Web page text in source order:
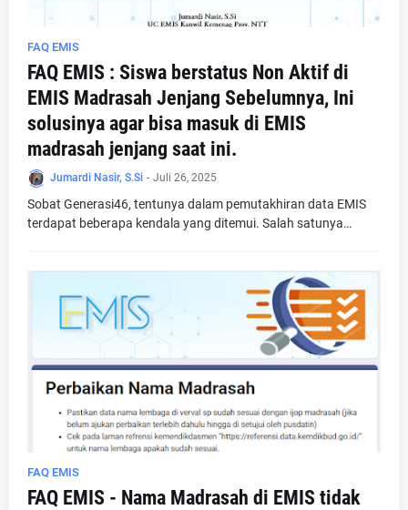
FAQ EMIS
FAQ EMIS : Siswa berstatus Non Aktif di
EMIS Madrasah Jenjang Sebelumnya, Ini
solusinya agar bisa masuk di EMIS
madrasah jenjang saat ini.
Jumardi Nasir, S.Si - Juli 26, 2025
Sobat Generasi46, tentunya dalam pemutakhiran data EMIS
terdapat beberapa kendala yang ditemui. Salah satunya…
FAQ EMIS
FAQ EMIS - Nama Madrasah di EMIS tidak